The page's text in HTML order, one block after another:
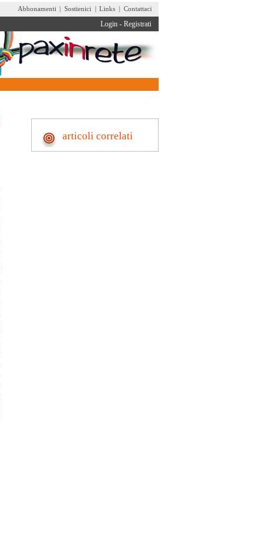
Abbonamenti | Sostienici | Links | Contattaci
Login - Registrati
articoli correlati